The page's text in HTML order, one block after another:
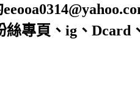
絲專頁、ig、Dcard